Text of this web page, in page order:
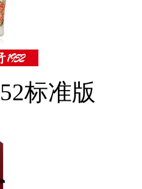
标准版